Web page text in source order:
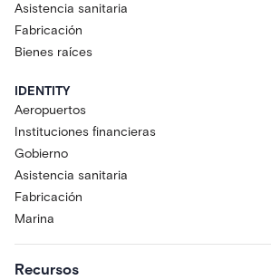
Asistencia sanitaria
Fabricación
Bienes raíces
IDENTITY
Aeropuertos
Instituciones financieras
Gobierno
Asistencia sanitaria
Fabricación
Marina
Recursos